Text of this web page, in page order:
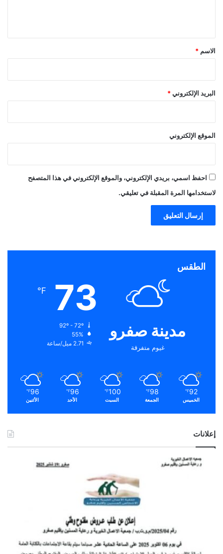
*
الاسم *
البريد الإلكتروني *
الموقع الإلكتروني
احفظ اسمي، بريدي الإلكتروني، والموقع الإلكتروني في هذا المتصفح
لاستخدامها المرة المقبلة في تعليقي.
الطقس
مدينة صفرو
غيوم متفرقة
73
℉
55%
2.71 ميل/ساعة
92
℉
الخميس
98
℉
الجمعة
100
℉
السبت
96
℉
الأحد
96
℉
الأثنين
إعلانات